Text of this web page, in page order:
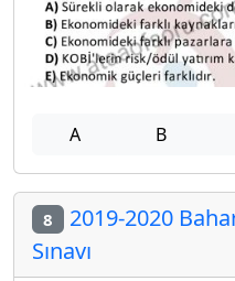
A B
8 2019-2020
Sınavı